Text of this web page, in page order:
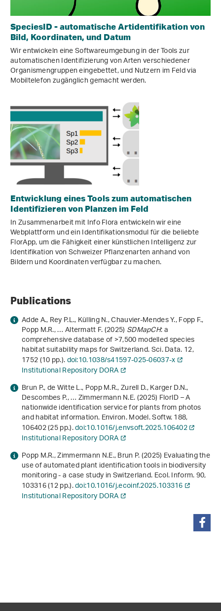
SpeciesID - automatische Artidentifikation von
Bild, Koordinaten, und Datum
Wir entwickeln eine Softwareumgebung in der Tools zur
automatischen Identifizierung von Arten verschiedener
Organismengruppen eingebettet, und Nutzern im Feld via
Mobiltelefon zugänglich gemacht werden.
Entwicklung eines Tools zum automatischen
Identifizieren von Planzen im Feld
In Zusammenarbeit mit Info Flora entwickeln wir eine
Webplattform und ein Identifikationsmodul für die beliebte
FlorApp, um die Fähigkeit einer künstlichen Intelligenz zur
Identifikation von Schweizer Pflanzenarten anhand von
Bildern und Koordinaten verfügbar zu machen.
Publications
Adde A., Rey P.L., Külling N., Chauvier-Mendes Y., Fopp F.,
Popp M.R., … Altermatt F. (2025)SDMapCH: a
comprehensive database of >7,500 modelled species
habitat suitability maps for Switzerland. Sci. Data.12,
1752 (10 pp.).doi:10.1038/s41597-025-06037-x
Institutional Repository DORA
Brun P., de Witte L., Popp M.R., Zurell D., Karger D.N.,
Descombes P., … Zimmermann N.E. (2025) FlorID – A
nationwide identification service for plants from photos
and habitat information. Environ. Model. Softw.188,
106402 (25 pp.).doi:10.1016/j.envsoft.2025.106402
Institutional Repository DORA
Popp M.R., Zimmermann N.E., Brun P. (2025) Evaluating the
use of automated plant identification tools in biodiversity
monitoring - a case study in Switzerland. Ecol. Inform.90,
103316 (12 pp.).doi:10.1016/j.ecoinf.2025.103316
Institutional Repository DORA